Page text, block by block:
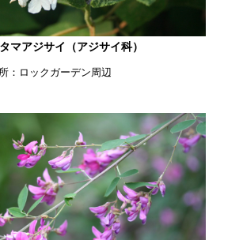
タマアジサイ（アジサイ科）
：ロックガーデン周辺